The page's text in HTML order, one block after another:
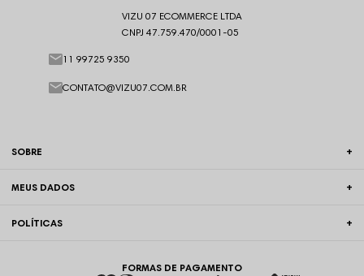
SOBRE
MEUS DADOS
POLÍTICAS
VIZU 07 ECOMMERCE LTDA
CNPJ 47.759.470/0001-05
11 99725 9350
CONTATO@VIZU07.COM.BR
FORMAS DE PAGAMENTO